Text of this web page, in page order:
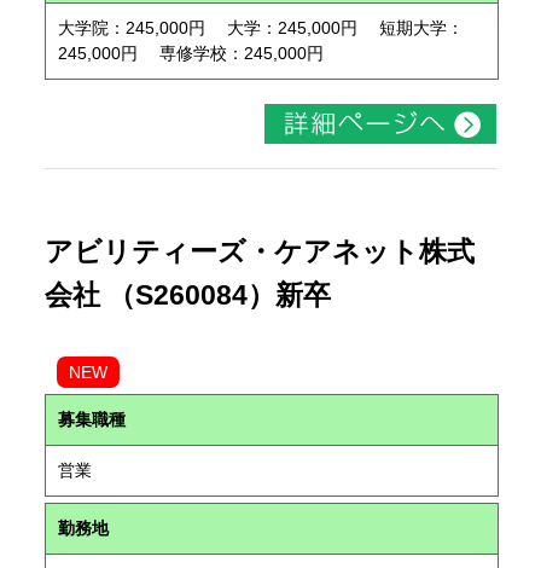
大学院：245,000円 大学：245,000円 短期大学：
245,000円 専修学校：245,000円
アビリティーズ・ケアネット株式
会社 （S260084）新卒
NEW
募集職種
営業
勤務地